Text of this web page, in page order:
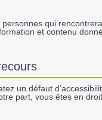
personnes qui
et contenu
un défaut
part, vous êtes en